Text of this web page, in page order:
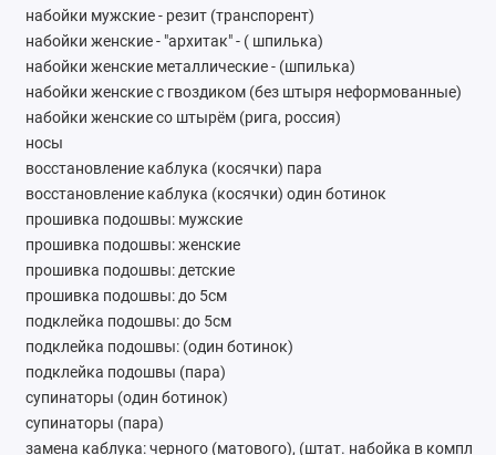
набойки мужские - резит (транспорент)
набойки женские - "архитак" - ( шпилька)
набойки женские металлические - (шпилька)
набойки женские с гвоздиком (без штыря неформованные)
набойки женские со штырём (рига, россия)
носы
восстановление каблука (косячки) пара
восстановление каблука (косячки) один ботинок
прошивка подошвы: мужские
прошивка подошвы: женские
прошивка подошвы: детские
прошивка подошвы: до 5см
подклейка подошвы: до 5см
подклейка подошвы: (один ботинок)
подклейка подошвы (пара)
супинаторы (один ботинок)
супинаторы (пара)
замена каблука: черного (матового), (штат. набойка в компл.)